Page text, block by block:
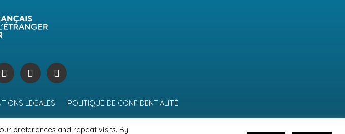
LÉGALES POLITIQUE DE CONFIDENTIALITÉ
preferences and repeat visits. By